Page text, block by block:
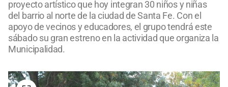
proyecto artístico que hoy integran 30 niños y niñas
del barrio al norte de la ciudad de Santa Fe. Con el
apoyo de vecinos y educadores, el grupo tendrá este
sábado su gran estreno en la actividad que organiza la
Municipalidad.